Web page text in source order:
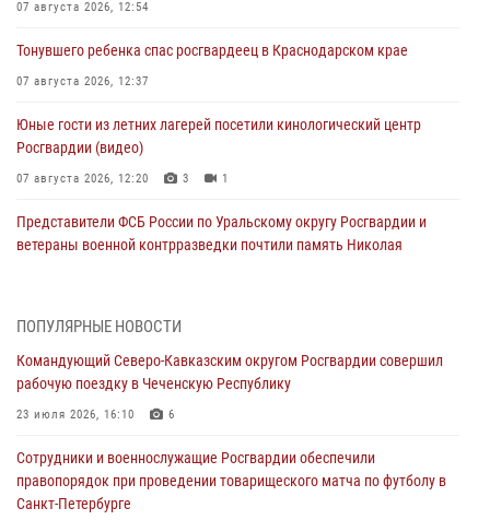
07 августа 2026, 12:54
Тонувшего ребенка спас росгвардеец в Краснодарском крае
07 августа 2026, 12:37
Юные гости из летних лагерей посетили кинологический центр
Росгвардии (видео)
07 августа 2026, 12:20 3 1
Представители ФСБ России по Уральскому округу Росгвардии и
ветераны военной контрразведки почтили память Николая
выпуска «Легенды армии с Александром Маршалом»
07 августа 2026, 12:00
Смольного собора в Санкт-Петербурге (видео)
07 августа 2026, 11:34 3
ПОПУЛЯРНЫЕ НОВОСТИ
Командующий Северо-Кавказским округом Росгвардии совершил
рабочую поездку в Чеченскую Республику
23 июля 2026, 16:10 6
Сотрудники и военнослужащие Росгвардии обеспечили
правопорядок при проведении товарищеского матча по футболу в
Санкт-Петербурге